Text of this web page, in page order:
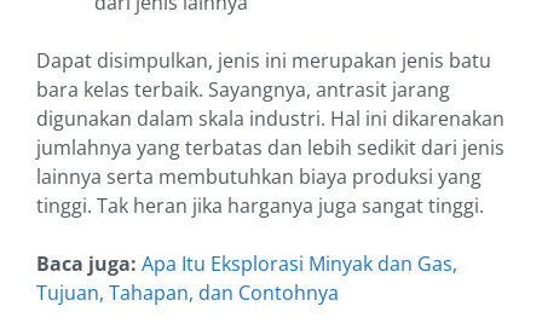
Dapat disimpulkan, jenis ini merupakan jenis batu
bara kelas terbaik. Sayangnya, antrasit jarang
digunakan dalam skala industri. Hal ini dikarenakan
jumlahnya yang terbatas dan lebih sedikit dari jenis
lainnya serta membutuhkan biaya produksi yang
tinggi. Tak heran jika harganya juga sangat tinggi.
Baca juga: Apa Itu Eksplorasi Minyak dan Gas,
Tujuan, Tahapan, dan Contohnya